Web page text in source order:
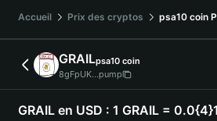
Français
Deutsch
简体中文
繁體中文
Português (Portugal)
Bahasa Indonesia
Accueil Prix des cryptos psa10 coin
GRAILpsa10 coin
8gFpUK...pump
GRAIL en USD : 1 GRAIL =